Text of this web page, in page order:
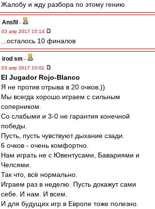
Жалобу и жду разбора по этому гению
Ansfil -
03 апр 2017 10:14
...осталось 10 финалов
irod sm -
03 апр 2017 10:01
El Jugador Rojo-Blanco
Я не против отрыва в 20 очков.))
Мы всегда хорошо играем с сильным
соперником.
Со слабыми и 3-0 не гарантия конечной
победы.
Пусть, пусть чувствуют дыхание сзади.
6 очков - очень комфортно.
Нам играть не с Ювентусами, Бавариями и
Челсями.
Так что, всё нормально.
Играем раз в неделю. Пусть докажут сами
себе. И нам. И всем.
И для будущих игр в Европе тоже полезно.